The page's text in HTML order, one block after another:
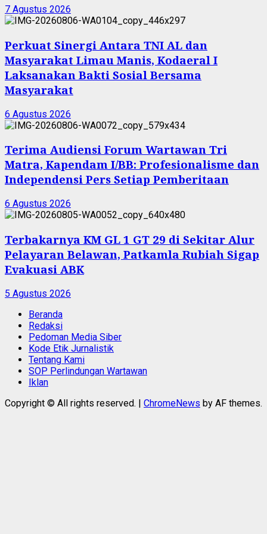
7 Agustus 2026
Perkuat Sinergi Antara TNI AL dan
Masyarakat Limau Manis, Kodaeral I
Laksanakan Bakti Sosial Bersama
Masyarakat
6 Agustus 2026
Terima Audiensi Forum Wartawan Tri
Matra, Kapendam I/BB: Profesionalisme dan
Independensi Pers Setiap Pemberitaan
6 Agustus 2026
Terbakarnya KM GL 1 GT 29 di Sekitar Alur
Pelayaran Belawan, Patkamla Rubiah Sigap
Evakuasi ABK
5 Agustus 2026
Beranda
Redaksi
Pedoman Media Siber
Kode Etik Jurnalistik
Tentang Kami
SOP Perlindungan Wartawan
Iklan
Copyright © All rights reserved. | ChromeNews by AF themes.